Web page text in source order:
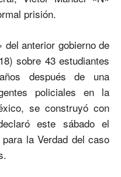
prisión.
del anterior gobierno de
sobre 43 estudiantes
después de una
policiales en la
se construyó con
este sábado el
la Verdad del caso